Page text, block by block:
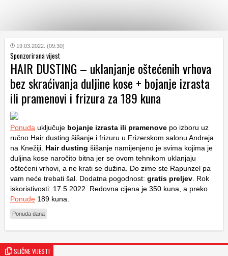
KATEGORIJE
HRVATSKI
WEB
19.03.2022. (09:30)
Sponzorirana vijest
HAIR DUSTING – uklanjanje oštećenih vrhova
bez skraćivanja duljine kose + bojanje izrasta
ili pramenovi i frizura za 189 kuna
Ponuda uključuje bojanje izrasta ili pramenove po izboru uz
ručno Hair dusting šišanje i frizuru u Frizerskom salonu Andreja
na Knežiji. Hair dusting šišanje namijenjeno je svima kojima je
duljina kose naročito bitna jer se ovom tehnikom uklanjaju
oštećeni vrhovi, a ne krati se dužina. Do zime ste Rapunzel pa
vam neće trebati šal. Dodatna pogodnost: gratis preljev . Rok
iskoristivosti: 17.5.2022. Redovna cijena je 350 kuna, a preko
Ponude 189 kuna.
Ponuda dana
SLIČNE VIJESTI